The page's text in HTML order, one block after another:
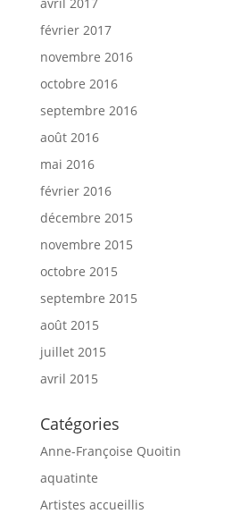
février 2017
novembre 2016
octobre 2016
septembre 2016
août 2016
mai 2016
février 2016
décembre 2015
novembre 2015
octobre 2015
septembre 2015
août 2015
juillet 2015
avril 2015
Catégories
Anne-Françoise Quoitin
aquatinte
Artistes accueillis